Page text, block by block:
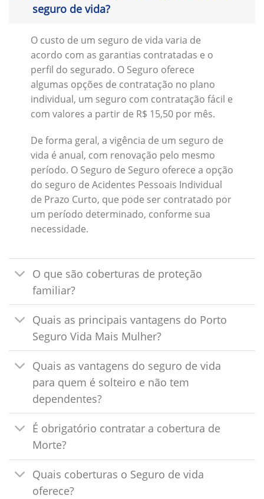
seguro de vida?
O custo de um seguro de vida varia de
acordo com as garantias contratadas e o
perfil do segurado. O Seguro oferece
algumas opções de contratação no plano
individual, um seguro com contratação fácil e
com valores a partir de R$ 15,50 por mês.
De forma geral, a vigência de um seguro de
vida é anual, com renovação pelo mesmo
período. O Seguro de Seguro oferece a opção
do seguro de Acidentes Pessoais Individual
de Prazo Curto, que pode ser contratado por
um período determinado, conforme sua
necessidade.
O que são coberturas de proteção
familiar?
Quais as principais vantagens do Porto
Seguro Vida Mais Mulher?
Quais as vantagens do seguro de vida
para quem é solteiro e não tem
dependentes?
É obrigatório contratar a cobertura de
Morte?
Quais coberturas o Seguro de vida
oferece?